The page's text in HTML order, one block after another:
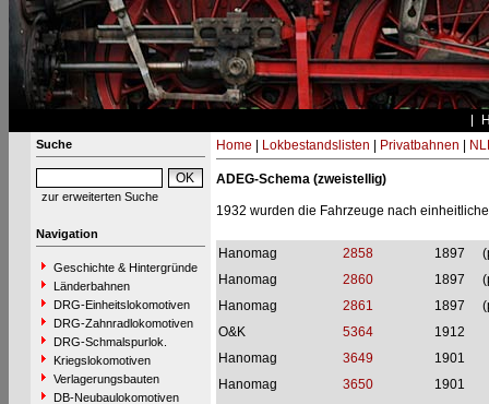
Suche
zur erweiterten Suche
Navigation
Geschichte & Hintergründe
Länderbahnen
DRG-Einheitslokomotiven
DRG-Zahnradlokomotiven
DRG-Schmalspurlok.
Kriegslokomotiven
Verlagerungsbauten
DB-Neubaulokomotiven
Home Lokbestandslisten Privatbahnen
ADEG-Schema (zweistellig)
1932 wurden die Fahrzeuge nach
Hanomag 2858 1897
Hanomag
2860 1897
Hanomag
2861 1897
O&K
5364
1912
Hanomag
3649
1901
Hanomag
3650
1901